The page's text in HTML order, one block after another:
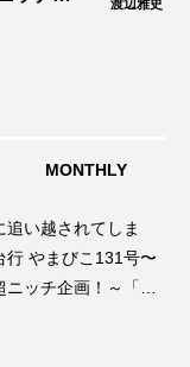
刻表」
渡辺雅史
MONTHLY
い越されてしま
行 やまびこ131号〜
ッチ企画！～「渡
」第8回